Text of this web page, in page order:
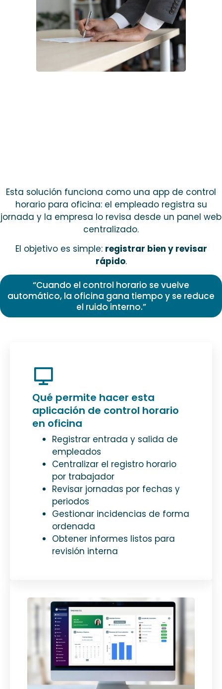
Esta solución funciona como una app de control
horario para oficina: el empleado registra su
jornada y la empresa lo revisa desde un panel web
centralizado.
El objetivo es simple: registrar bien y revisar
rápido.
“Cuando el control horario se vuelve
automático, la oficina gana tiempo y se reduce
el ruido interno.”
Qué permite hacer esta
aplicación de control horario
en oficina
Registrar entrada y salida de
empleados
Centralizar el registro horario
por trabajador
Revisar jornadas por fechas y
periodos
Gestionar incidencias de forma
ordenada
Obtener informes listos para
revisión interna